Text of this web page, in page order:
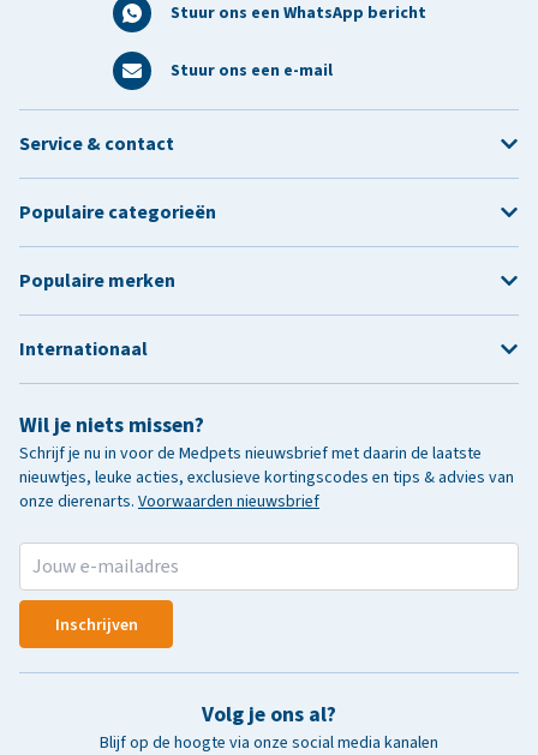
Stuur ons een WhatsApp bericht
Stuur ons een e-mail
Wil je niets missen?
Schrijf je nu in voor de Medpets nieuwsbrief met daarin de laatste
nieuwtjes, leuke acties, exclusieve kortingscodes en tips & advies van
onze dierenarts. Voorwaarden nieuwsbrief
Inschrijven
Volg je ons al?
Blijf op de hoogte via onze social media kanalen
Service & contact
Populaire categorieën
Populaire merken
Internationaal